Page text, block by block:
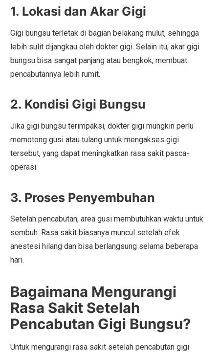
1. Lokasi dan Akar Gigi
Gigi bungsu terletak di bagian belakang mulut, sehingga
lebih sulit dijangkau oleh dokter gigi. Selain itu, akar gigi
bungsu bisa sangat panjang atau bengkok, membuat
pencabutannya lebih rumit.
2. Kondisi Gigi Bungsu
Jika gigi bungsu terimpaksi, dokter gigi mungkin perlu
memotong gusi atau tulang untuk mengakses gigi
tersebut, yang dapat meningkatkan rasa sakit pasca-
operasi.
3. Proses Penyembuhan
Setelah pencabutan, area gusi membutuhkan waktu untuk
sembuh. Rasa sakit biasanya muncul setelah efek
anestesi hilang dan bisa berlangsung selama beberapa
hari.
Bagaimana Mengurangi
Rasa Sakit Setelah
Pencabutan Gigi Bungsu?
Untuk mengurangi rasa sakit setelah pencabutan gigi